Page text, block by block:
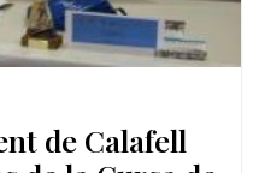
de Calafell